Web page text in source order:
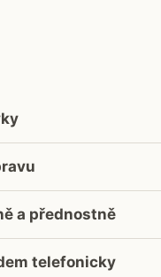
a přednostně
telefonicky